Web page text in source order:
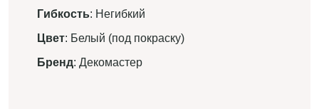
Гибкость: Негибкий
Цвет: Белый (под покраску)
Бренд: Декомастер